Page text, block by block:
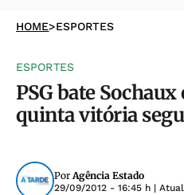
HOME>ESPORTES
ESPORTES
PSG bate Sochaux
quinta vitória
PorAgência Estado
29/09/2012 - 16:45 h |